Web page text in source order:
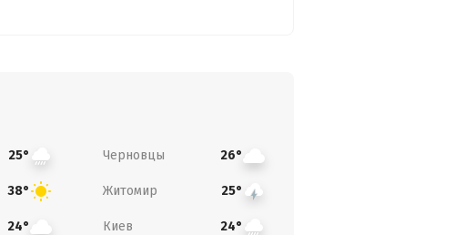
25° Черновцы 26°
38° Житомир 25°
24° Киев 24°